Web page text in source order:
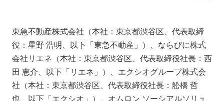
東急不動産株式会社（本社：東京都渋谷区、代表取締
役：星野 浩明、以下「東急不動産」）、ならびに株式
会社リエネ（本社：東京都渋谷区、代表取締役社長：西
田 恵介、以下「リエネ」）、エクシオグループ株式会
社（本社：東京都渋谷区、代表取締役社長：舩橋 哲
也、以下「エクシオ」）、オムロン ソーシアルソリュ